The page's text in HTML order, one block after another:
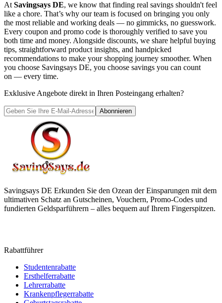
At Savingsays DE, we know that finding real savings shouldn't feel
like a chore. That’s why our team is focused on bringing you only
the most reliable and working deals — no gimmicks, no guesswork.
Every coupon and promo code is thoroughly verified to save you
both time and money. Alongside discounts, we share helpful buying
tips, straightforward product insights, and handpicked
recommendations to make your shopping journey smoother. When
you choose Savingsays DE, you choose savings you can count
on — every time.
Exklusive Angebote direkt in Ihren Posteingang erhalten?
Abonnieren
Savingsays DE Erkunden Sie den Ozean der Einsparungen mit dem
ultimativen Schatz an Gutscheinen, Vouchern, Promo-Codes und
fundierten Geldsparführern – alles bequem auf Ihrem Fingerspitzen.
Rabattführer
Studentenrabatte
Ersthelferrabatte
Lehrerrabatte
Krankenpflegerrabatte